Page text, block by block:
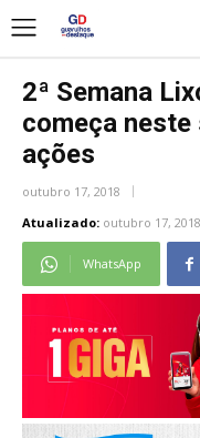
2ª Semana
começa
ações
outubro 17, 2018
Atualizado: outubro 17, 2018
WhatsApp